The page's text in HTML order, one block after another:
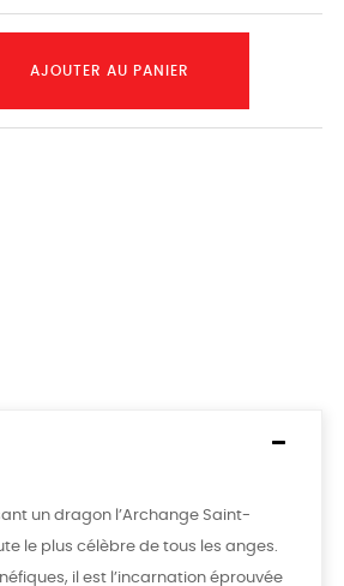
AJOUTER AU PANIER
un dragon l’Archange Saint-
le plus célèbre de tous les anges.
il est l’incarnation éprouvée